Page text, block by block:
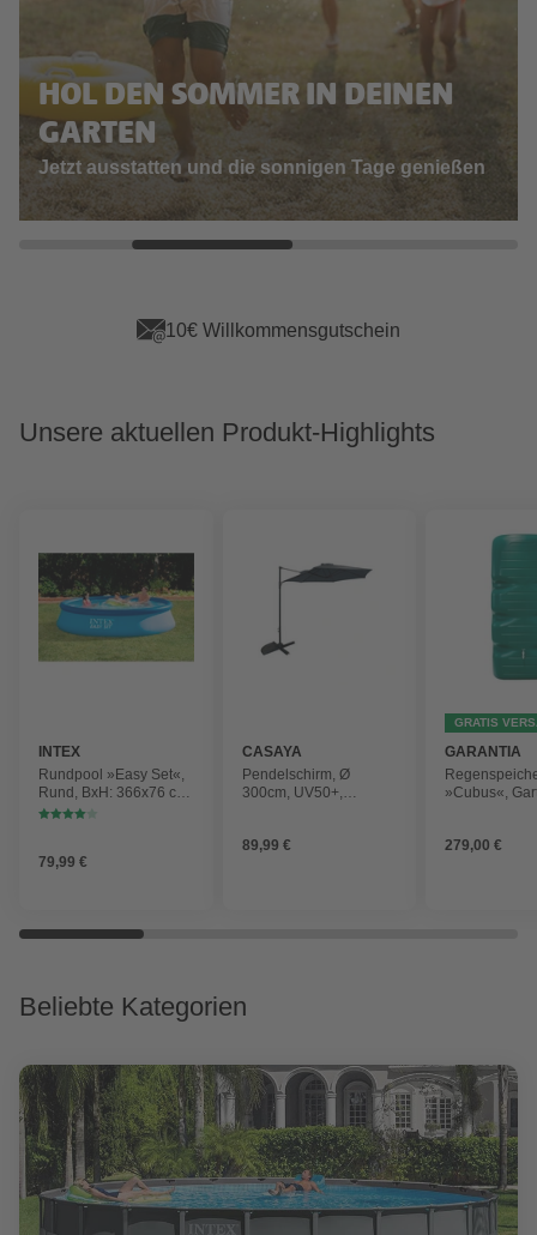
HOL DEN SOMMER IN DEINEN
GARTEN
Jetzt ausstatten und die sonnigen Tage genießen
App Vorteile
Unsere aktuellen Produkt-Highlights
INTEX
Rundpool »Easy Set«,
Rund, BxH: 366x76 cm,
blau
79,99 €
CASAYA
Pendelschirm, Ø
300cm, UV50+,
89,99 €
GRATIS
GARANTIA
»Cubus«,
279,00 €
Beliebte Kategorien